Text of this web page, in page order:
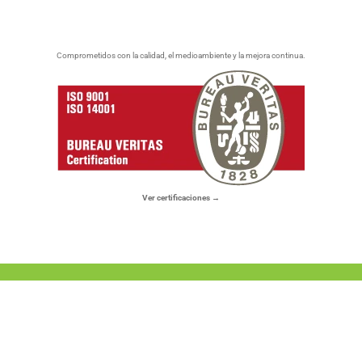
Comprometidos con la calidad, el medioambiente y la mejora continua.
Ver certificaciones →